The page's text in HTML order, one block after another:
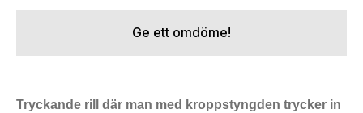
Ge ett omdöme!
Tryckande rill där man med kroppstyngden trycker in